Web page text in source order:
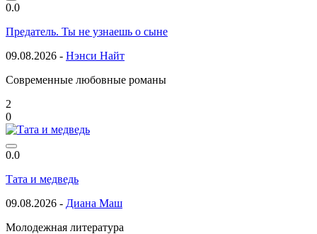
0.0
Предатель. Ты не узнаешь о сыне
09.08.2026 - Нэнси Найт
Современные любовные романы
2
0
0.0
Тата и медведь
09.08.2026 - Диана Маш
Молодежная литература